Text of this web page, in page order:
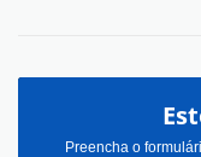
Preencha o